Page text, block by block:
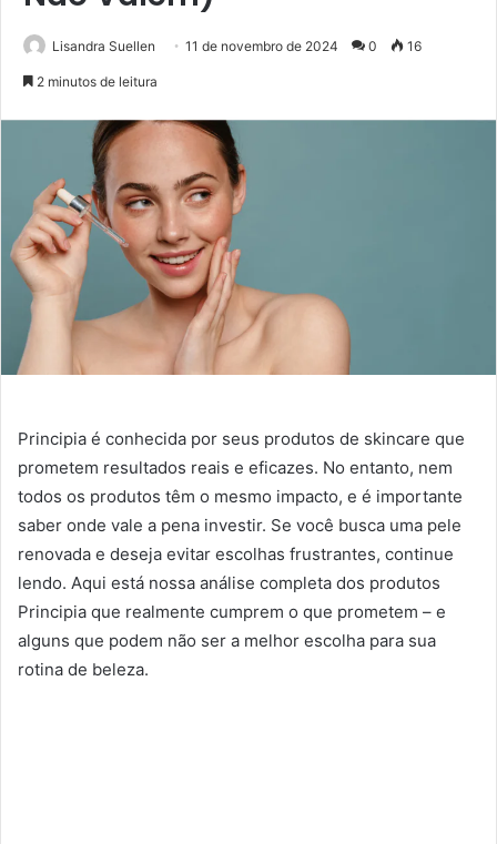
Lisandra Suellen 11 de novembro de 2024 0 16
2 minutos de leitura
Principia é conhecida por seus produtos de skincare que
prometem resultados reais e eficazes. No entanto, nem
todos os produtos têm o mesmo impacto, e é importante
saber onde vale a pena investir. Se você busca uma pele
renovada e deseja evitar escolhas frustrantes, continue
lendo. Aqui está nossa análise completa dos produtos
Principia que realmente cumprem o que prometem – e
alguns que podem não ser a melhor escolha para sua
rotina de beleza.